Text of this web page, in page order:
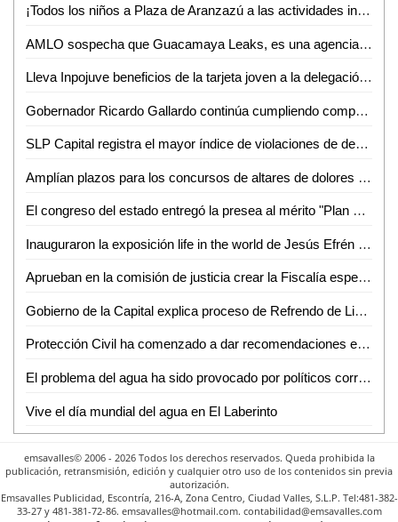
¡Todos los niños a Plaza de Aranzazú a las actividades infantiles del Festival Internacional San Luis en Primavera!
AMLO sospecha que Guacamaya Leaks, es una agencia de inteligencia vinculada a Claudio González y Carlos Loret
Lleva Inpojuve beneficios de la tarjeta joven a la delegación de Villa de Pozos
Gobernador Ricardo Gallardo continúa cumpliendo compromisos con las y los potosinos
SLP Capital registra el mayor índice de violaciones de derechos humanos
Amplían plazos para los concursos de altares de dolores y de elaboración y quema de Judas
El congreso del estado entregó la presea al mérito "Plan de San Luis", año 2022, al piloto Ricardo Cordero de Ávila
Inauguraron la exposición life in the world de Jesús Efrén Barbosa
Aprueban en la comisión de justicia crear la Fiscalía especializada en la investigación de delitos de tortura y otros tratos o penas crueles, inhumanos o degradantes
Gobierno de la Capital explica proceso de Refrendo de Licencias de Funcionamiento a agencias de viajes afiliadas a Canaco
Protección Civil ha comenzado a dar recomendaciones en parajes turísticos y para la FENAHUAP: Lino Gutiérrez
El problema del agua ha sido provocado por políticos corruptos que han mentido y no han actuado: José Guadalupe González
Vive el día mundial del agua en El Laberinto
emsavalles© 2006 - 2026 Todos los derechos reservados. Queda prohibida la
publicación, retransmisión, edición y cualquier otro uso de los contenidos sin previa
autorización.
Emsavalles Publicidad, Escontría, 216-A, Zona Centro, Ciudad Valles, S.L.P. Tel:481-382-
33-27 y 481-381-72-86. emsavalles@hotmail.com. contabilidad@emsavalles.com